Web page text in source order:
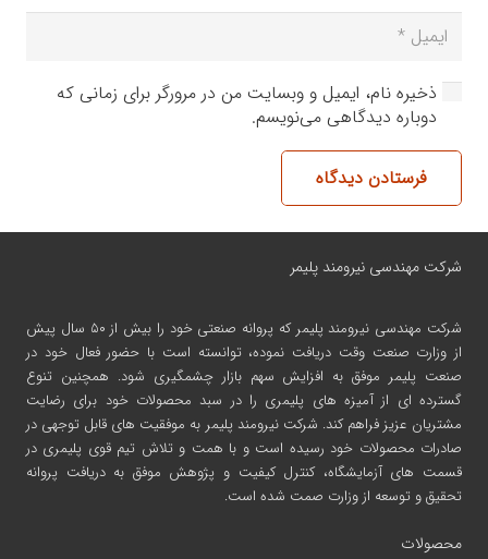
ذخیره نام، ایمیل و وبسایت من در مرورگر برای زمانی که
دوباره دیدگاهی می‌نویسم.
فرستادن دیدگاه
شرکت مهندسی نیرومند پلیمر
شرکت مهندسی نیرومند پلیمر
که پروانه صنعتی خود را بیش از ۵۰ سال پیش
از وزارت صنعت وقت دریافت نموده، توانسته است با حضور فعال خود در
صنعت پلیمر موفق به افزایش سهم بازار چشمگیری شود. همچنین تنوع
گسترده ای از آمیزه های پلیمری را در سبد محصولات خود برای رضایت
مشتریان عزیز فراهم کند. شرکت نیرومند پلیمر به موفقیت های قابل توجهی در
صادرات محصولات خود رسیده است و با همت و تلاش تیم قوی پلیمری در
قسمت های آزمایشگاه، کنترل کیفیت و پژوهش موفق به دریافت پروانه
تحقیق و توسعه از وزارت صمت شده است.
محصولات